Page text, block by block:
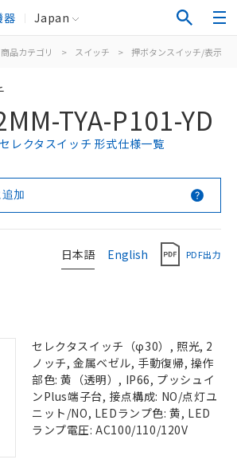
器 Japan
商品カテゴリ > スイッチ > 押ボタンスイッチ/表示灯
TYA-P101-YD
レクタスイッチ 形式仕様一覧
加
日本語 English PDF出力
セレクタスイッチ（φ30）, 照光, 2
ノッチ, 金属ベゼル, 手動復帰, 操作
部色: 黄（透明）, IP66, プッシュイ
ンPlus端子台, 接点構成: NO/点灯ユ
ニット/NO, LEDランプ色: 黄, LED
ランプ電圧: AC100/110/120V